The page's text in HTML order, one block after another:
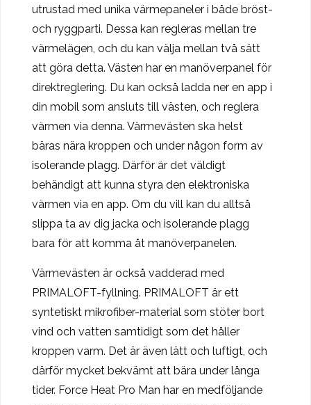
utrustad med unika värmepaneler i både bröst-
och ryggparti. Dessa kan regleras mellan tre
värmelägen, och du kan välja mellan två sätt
att göra detta. Västen har en manöverpanel för
direktreglering. Du kan också ladda ner en app i
din mobil som ansluts till västen, och reglera
värmen via denna. Värmevästen ska helst
bäras nära kroppen och under någon form av
isolerande plagg. Därför är det väldigt
behändigt att kunna styra den elektroniska
värmen via en app. Om du vill kan du alltså
slippa ta av dig jacka och isolerande plagg
bara för att komma åt manöverpanelen.
Värmevästen är också vadderad med
PRIMALOFT-fyllning. PRIMALOFT är ett
syntetiskt mikrofiber-material som stöter bort
vind och vatten samtidigt som det håller
kroppen varm. Det är även lätt och luftigt, och
därför mycket bekvämt att bära under långa
tider. Force Heat Pro Man har en medföljande